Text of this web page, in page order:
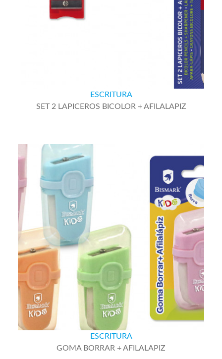
SET 2 LAPICEROS BICOLOR + AFILALAPIZ
ESCRITURA
GOMA BORRAR + AFILALAPIZ